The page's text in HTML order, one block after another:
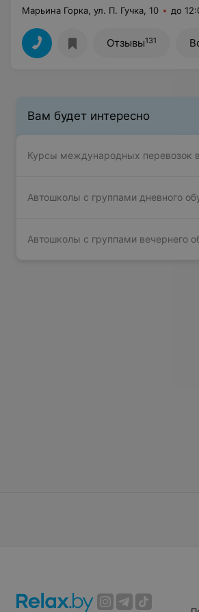
Марьина Горка, ул. П. Гучка, 10 до
Отзывы131
Вам будет интересно
Курсы международных перевозок
Автошколы с группами дневного
Автошколы с группами вечернего